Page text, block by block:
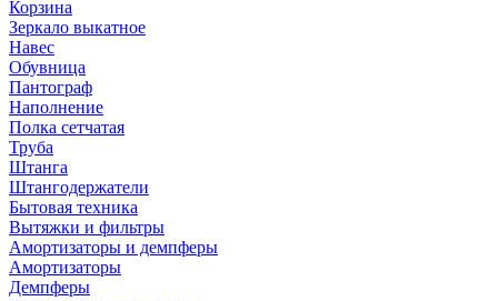
Корзина
Зеркало выкатное
Навес
Обувница
Пантограф
Наполнение
Полка сетчатая
Труба
Штанга
Штангодержатели
Бытовая техника
Вытяжки и фильтры
Амортизаторы и демпферы
Амортизаторы
Демпферы